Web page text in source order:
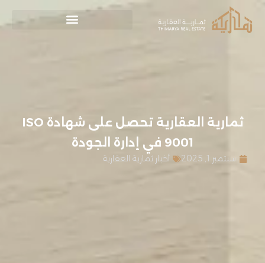
ثمارية العقارية تحصل على شهادة ISO
9001 في إدارة الجودة
سبتمبر 1, 2025 أخبار ثمارية العقارية